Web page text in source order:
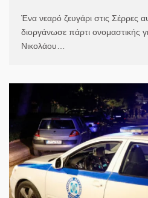
Ένα νεαρό ζευγάρι στις Σέρρες
διοργάνωσε πάρτι ονομαστικής
Νικολάου…